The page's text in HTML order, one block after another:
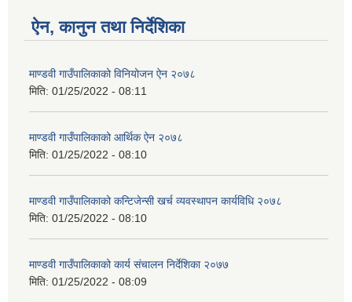
ऐन, कानुन तथा निर्देशिका
माण्डवी गाउँपालिकाको विनियोजन ऐन २०७८
मिति: 01/25/2022 - 08:11
माण्डवी गाउँपालिकाको आर्थिक ऐन २०७८
मिति: 01/25/2022 - 08:10
माण्डवी गाउँपालिकाको कन्टिजेन्सी खर्च व्यवस्थापन कार्यविधि २०७८
मिति: 01/25/2022 - 08:10
माण्डवी गाउँपालिकाको कार्य संचालन निर्देशिका २०७७
मिति: 01/25/2022 - 08:09